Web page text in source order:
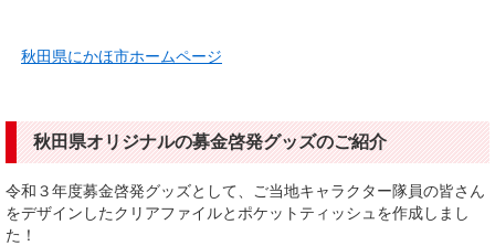
秋田県にかほ市ホームページ
秋田県オリジナルの募金啓発グッズのご紹介
令和３年度募金啓発グッズとして、ご当地キャラクター隊員の皆さん
をデザインしたクリアファイルとポケットティッシュを作成しまし
た！